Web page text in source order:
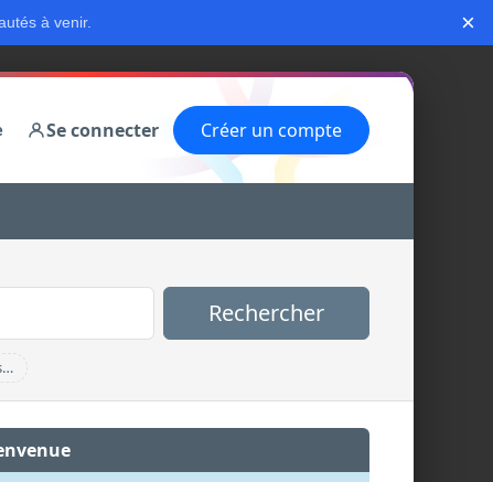
à venir. ×
Se connecter Créer un compte
Rechercher